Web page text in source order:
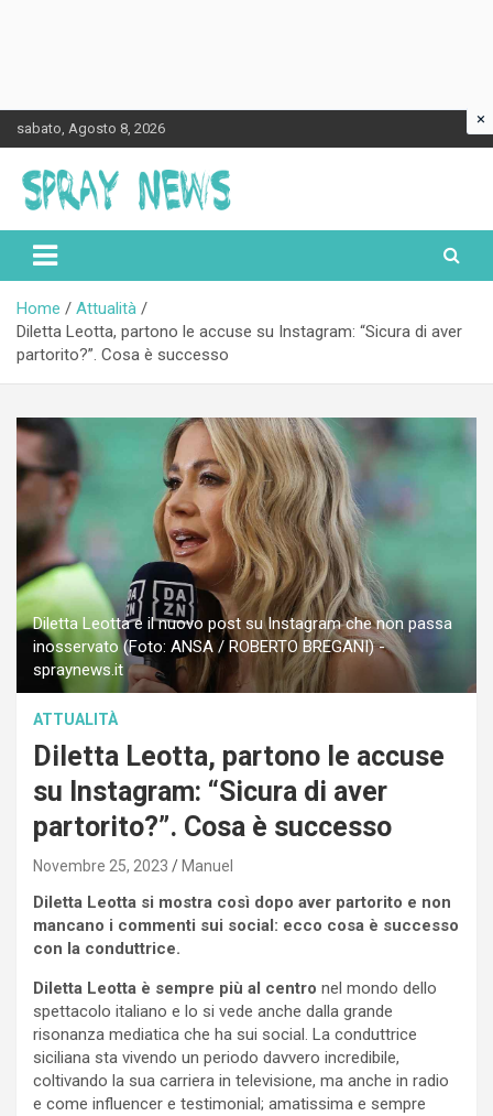
to
content
sabato, Agosto 8, 2026
Spraynews.it
Home
Attualità
Diletta Leotta, partono le accuse su Instagram: “Sicura di aver
partorito?”. Cosa è successo
Diletta Leotta e il nuovo post su Instagram che non passa
inosservato (Foto: ANSA / ROBERTO BREGANI) -
spraynews.it
ATTUALITÀ
Diletta Leotta, partono le accuse
su Instagram: “Sicura di aver
partorito?”. Cosa è successo
Novembre 25, 2023 Manuel
Diletta Leotta si mostra così dopo aver partorito e non
mancano i commenti sui social: ecco cosa è successo
con la conduttrice.
Diletta Leotta è sempre più al centro nel mondo dello
spettacolo italiano e lo si vede anche dalla grande
risonanza mediatica che ha sui social. La conduttrice
siciliana sta vivendo un periodo davvero incredibile,
coltivando la sua carriera in televisione, ma anche in radio
e come influencer e testimonial; amatissima e sempre
×